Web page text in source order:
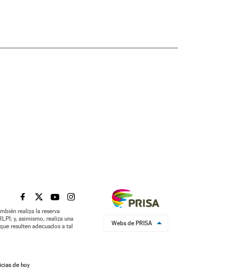
EL PAÍS BRASIL EN FACEBOOK
EL PAÍS BRASIL EN TWITTER
EL PAÍS BRASIL EN YOUTUBE
EL PAÍS BRASIL EN INSTAGRAM
realiza la reserva
y, asimismo, realiza una
resulten adecuados a tal
de hoy
Webs de PRISA